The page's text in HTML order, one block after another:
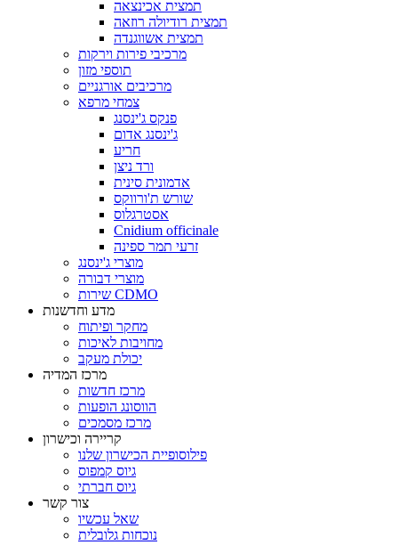
תמצית אכינצאה
תמצית רודיולה רוזאה
תמצית אשווגנדה
מרכיבי פירות וירקות
תוספי מזון
מרכיבים אורגניים
צמחי מרפא
פנקס ג'ינסנג
ג'ינסנג אדום
חריע
ורד ניצן
אדמונית סינית
שורש ת'ורווקס
אסטרגלוס
Cnidium officinale
זרעי תמר ספינה
מוצרי ג'ינסנג
מוצרי דבורה
שירות CDMO
מדע וחדשנות
מחקר ופיתוח
מחויבות לאיכות
יכולת מעקב
מרכז המדיה
מרכז חדשות
הווסונג הופעות
מרכז מסמכים
קריירה וכישרון
פילוסופיית הכישרון שלנו
גיוס קמפוס
גיוס חברתי
צור קשר
שאל עכשיו
נוכחות גלובלית